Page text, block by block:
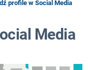
profile w Social Media
Media